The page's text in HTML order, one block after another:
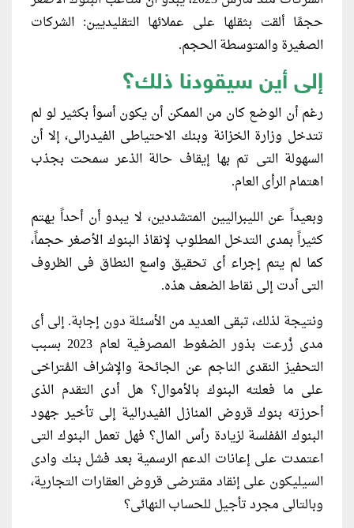
حجمًا ألقت بثقلها على عملائها التقليديين: الشركات
الصغيرة والمتوسطة الحجم.
إلى أين سيقودنا ذلك؟
رغم أن الوضع كان من الممكن أن يكون أسوأ بكثير لو لم
تتدخل وزارة الخزانة وبنك الاحتياطى الفيدرالى، إلا أن
السهولة التى تم بها إيقاف حالة الذعر سمحت بجذب
اهتمام الرأى العام.
وبعيداً عن الليبراليين المتشددين، لا يبدو أن أحداً يهتم
كثيراً بمدى التدخل المطلوب لإنقاذ البنوك الأصغر حجماً،
كما لم يتم إجراء أى تحقيق واسع النطاق فى الظروف
التى أدت إلى نقاط الضعف هذه.
ونتيجة لذلك، تبقى العديد من الأسئلة دون إجابة. إلى أى
مدى زُرعت بذور الضغوط المصرفية لعام 2023 بسبب
التحفيز النقدى الناجم عن الجائحة والإشراف المُتراخى
على ما فعلته البنوك بالأموال؟ هل أدى التقدم الذى
أحرزته بنوك قروض المنازل الفيدرالية إلى تأخير جهود
البنوك المُفلسة لزيادة رأس المال؟ فهل تعمل البنوك التى
اعتمدت على إعانات الدعم الرسمية بعد فشل بنك وادى
السيليكون على إنقاد مقترضى قروض العقارات التجارية،
وبالتالى مجرد تأجيل للحساب النهائى؟